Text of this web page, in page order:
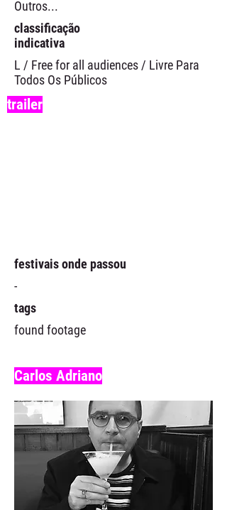
Outros...
classificação
indicativa
L / Free for all audiences / Livre Para
Todos Os Públicos
trailer
festivais onde passou
-
tags
found footage
Carlos Adriano